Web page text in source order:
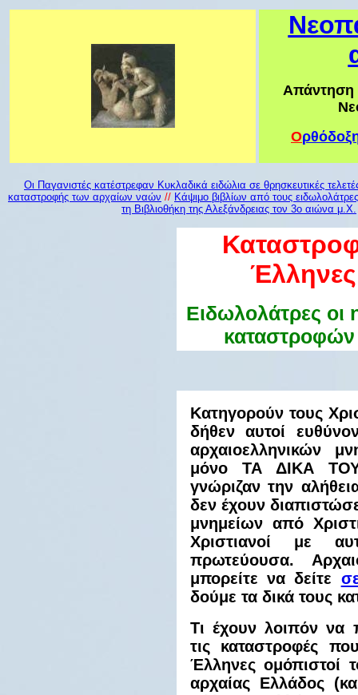
Απάντηση
Ο
Οι Παγανιστές κατέστρεφαν Κυκλαδικά ειδώλια σε θρησκευτικές
καταστροφής των αρχαίων ναών // Κάψιμο βιβλίων από τους ειδωλολάτρες
τη Βιβλιοθήκη της Αλεξάνδρειας τον 3ο αιώνα μ.Χ.
Ειδωλολάτρες οι
Κατηγορούν τους
δήθεν αυτοί
αρχαιοελληνικών
μόνο ΤΑ ΔΙΚΑ
γνώριζαν την
δεν έχουν
μνημείων από
Χριστιανοί με
πρωτεύουσα.
μπορείτε να δείτε
δούμε τα δικά τους
Τι έχουν λοιπόν να
τις καταστροφές
Έλληνες ομόπιστοί
αρχαίας Ελλάδος